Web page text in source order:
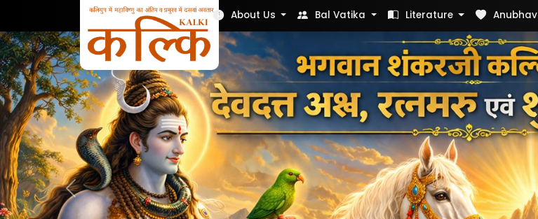
Nek Soch About Us Bal Vatika Literature Anubhav